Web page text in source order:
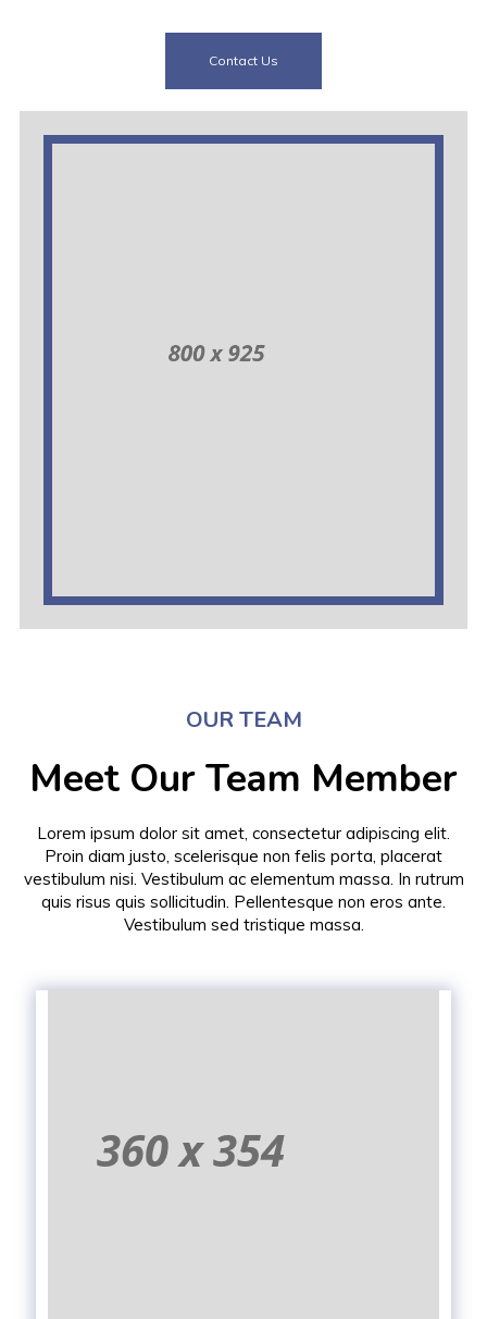
Contact Us
OUR TEAM
Meet Our Team Member
Lorem ipsum dolor sit amet, consectetur adipiscing elit.
Proin diam justo, scelerisque non felis porta, placerat
vestibulum nisi. Vestibulum ac elementum massa. In rutrum
quis risus quis sollicitudin. Pellentesque non eros ante.
Vestibulum sed tristique massa.